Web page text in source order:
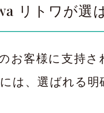
リトワが選
お客様に支持さ
は、選ばれる